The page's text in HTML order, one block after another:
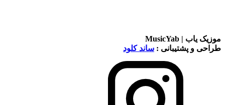
موزیک یاب | MusicYab
طراحی و پشتیبانی : ساند کلود